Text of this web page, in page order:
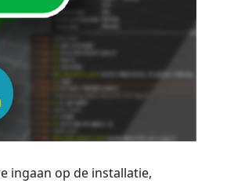
ingaan op de installatie,